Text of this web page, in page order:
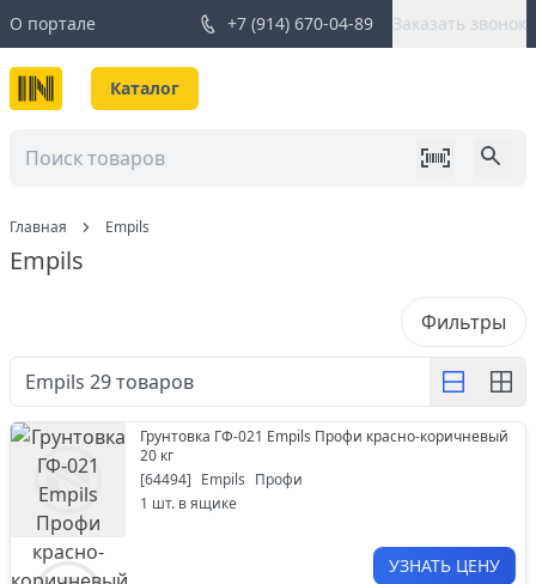
О портале +7 (914) 670-04-89 Заказать звонок
Каталог
Главная Empils
Empils
Фильтры
Empils 29товаров
Грунтовка ГФ-021 Empils Профи красно-коричневый
20 кг
[64494] Empils Профи
1 шт. в ящике
УЗНАТЬ ЦЕНУ